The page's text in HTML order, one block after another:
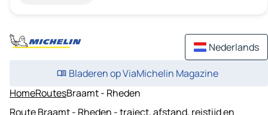
Nederlands
Bladeren op ViaMichelin Magazine
HomeRoutesBraamt - Rheden
Route Braamt - Rheden - traject, afstand, reistijd en